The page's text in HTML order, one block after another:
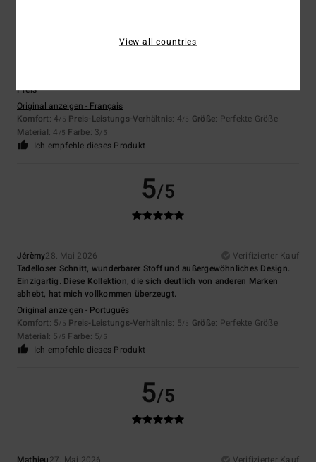
4
Preis
Original anzeigen - Français
Komfort: 4/5 Preis-Leistungs-Verhältnis: 4/5 Größe: Perfekte Größe
Material: 4 /5 Farbe: 3/5
Ich empfehle dieses Produkt
5/5
Jérèmy28. Mai 2026
Verifizierter Kauf
Tadelloser Schnitt, wunderbarer Stoff und außergewöhnliches Design.
Einzigartig. Diese Kollektion, die sich deutlich von anderen Marken
abhebt, hat mich vollkommen überzeugt.
Original anzeigen - Português
Komfort: 5/5 Preis-Leistungs-Verhältnis: 5/5 Größe: Perfekte Größe
Material: 5 /5 Farbe: 5/5
Ich empfehle dieses Produkt
5/5
View all countries